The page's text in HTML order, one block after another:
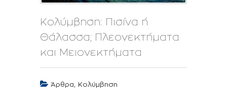
Κολύμβηση: Πισίνα ή
Θάλασσα; Πλεονεκτήματα
και Μειονεκτήματα
Άρθρα, Κολύμβηση